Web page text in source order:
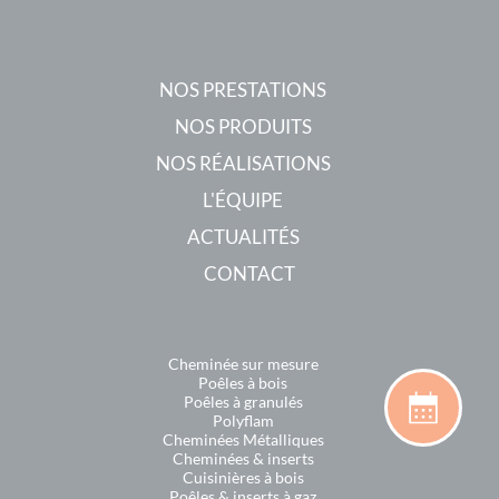
NOS PRESTATIONS
NOS PRODUITS
NOS RÉALISATIONS
L'ÉQUIPE
ACTUALITÉS
CONTACT
Cheminée sur mesure
Poêles à bois
Poêles à granulés
Polyflam
Cheminées Métalliques
Cheminées & inserts
Cuisinières à bois